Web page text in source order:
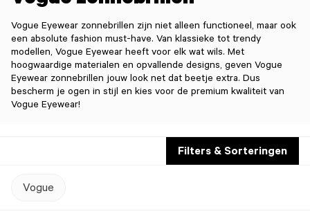
Vogue Eyewear zonnebrillen zijn niet alleen functioneel, maar ook
een absolute fashion must-have. Van klassieke tot trendy
modellen, Vogue Eyewear heeft voor elk wat wils. Met
hoogwaardige materialen en opvallende designs, geven Vogue
Eyewear zonnebrillen jouw look net dat beetje extra. Dus
bescherm je ogen in stijl en kies voor de premium kwaliteit van
Vogue Eyewear!
Filters & Sorteringen
Vogue